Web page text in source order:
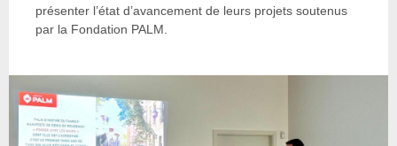
présenter l’état d’avancement de leurs projets soutenus
par la Fondation PALM.